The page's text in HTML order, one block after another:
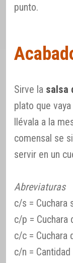
punto.
Sirve la salsa
plato que
llévala a la
comensal se
servir en un
Abreviaturas
c/s = Cuchara
c/p = Cuchara
c/c = Cuchara
c/n =